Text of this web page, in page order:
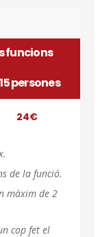
funcions
persones
24€
de la funció.
màxim de 2
cop fet el